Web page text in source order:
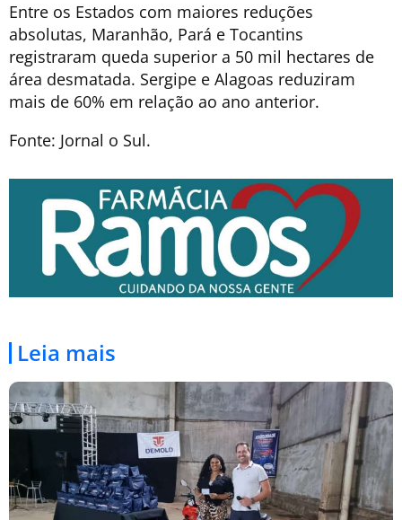
Entre os Estados com maiores reduções
absolutas, Maranhão, Pará e Tocantins
registraram queda superior a 50 mil hectares de
área desmatada. Sergipe e Alagoas reduziram
mais de 60% em relação ao ano anterior.
Fonte: Jornal o Sul.
Leia mais